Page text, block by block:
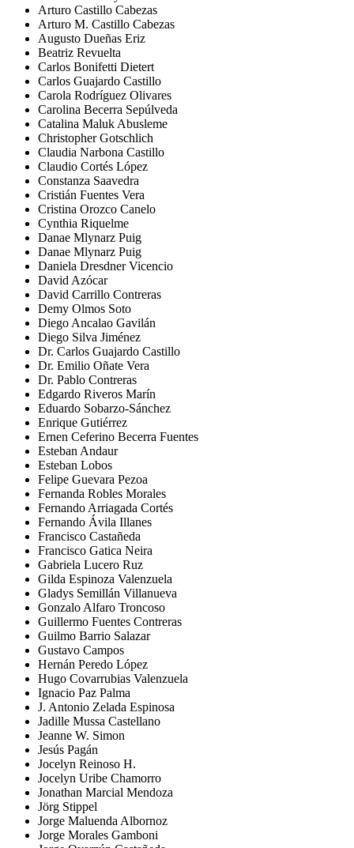
Arturo Castillo Cabezas
Arturo M. Castillo Cabezas
Augusto Dueñas Eriz
Beatriz Revuelta
Carlos Bonifetti Dietert
Carlos Guajardo Castillo
Carola Rodríguez Olivares
Carolina Becerra Sepúlveda
Catalina Maluk Abusleme
Christopher Gotschlich
Claudia Narbona Castillo
Claudio Cortés López
Constanza Saavedra
Cristián Fuentes Vera
Cristina Orozco Canelo
Cynthia Riquelme
Danae Mlynarz Puig
Danae Mlynarz Puig
Daniela Dresdner Vicencio
David Azócar
David Carrillo Contreras
Demy Olmos Soto
Diego Ancalao Gavilán
Diego Silva Jiménez
Dr. Carlos Guajardo Castillo
Dr. Emilio Oñate Vera
Dr. Pablo Contreras
Edgardo Riveros Marín
Eduardo Sobarzo-Sánchez
Enrique Gutiérrez
Ernen Ceferino Becerra Fuentes
Esteban Andaur
Esteban Lobos
Felipe Guevara Pezoa
Fernanda Robles Morales
Fernando Arriagada Cortés
Fernando Ávila Illanes
Francisco Castañeda
Francisco Gatica Neira
Gabriela Lucero Ruz
Gilda Espinoza Valenzuela
Gladys Semillán Villanueva
Gonzalo Alfaro Troncoso
Guillermo Fuentes Contreras
Guilmo Barrio Salazar
Gustavo Campos
Hernán Peredo López
Hugo Covarrubias Valenzuela
Ignacio Paz Palma
J. Antonio Zelada Espinosa
Jadille Mussa Castellano
Jeanne W. Simon
Jesús Pagán
Jocelyn Reinoso H.
Jocelyn Uribe Chamorro
Jonathan Marcial Mendoza
Jörg Stippel
Jorge Maluenda Albornoz
Jorge Morales Gamboni